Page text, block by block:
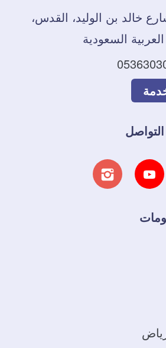
شارع خالد بن الوليد، القدس،
السعودية
تابعنا تابعنا